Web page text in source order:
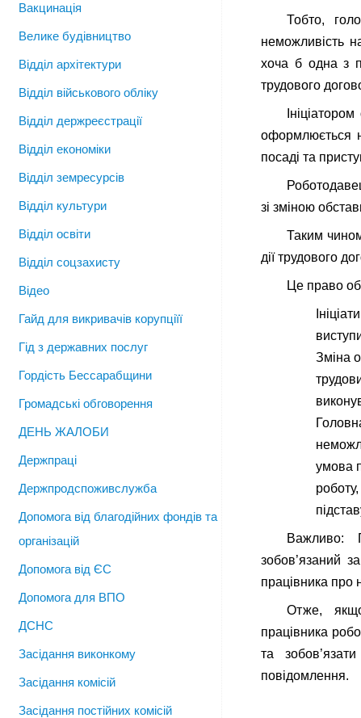
Тобто,
неможливість
хоча б одна з
трудового
оформлюється
посаді та
зі зміною
Таким
дії трудового
Це право
Зміна
умова
Важливо:
зобов’язаний
працівника про
Отже,
працівника
та
повідомлення.
Вакцинація
Велике будівництво
Відділ архітектури
Відділ військового обліку
Відділ держреєстрації
Відділ економіки
Відділ земресурсів
Відділ культури
Відділ освіти
Відділ соцзахисту
Відео
Гайд для викривачів корупціїї
Гід з державних послуг
Гордість Бессарабщини
Громадські обговорення
ДЕНЬ ЖАЛОБИ
Держпраці
Держпродспоживслужба
Допомога від благодійних фондів та
організацій
Допомога від ЄС
Допомога для ВПО
ДСНС
Засідання виконкому
Засідання комісій
Засідання постійних комісій